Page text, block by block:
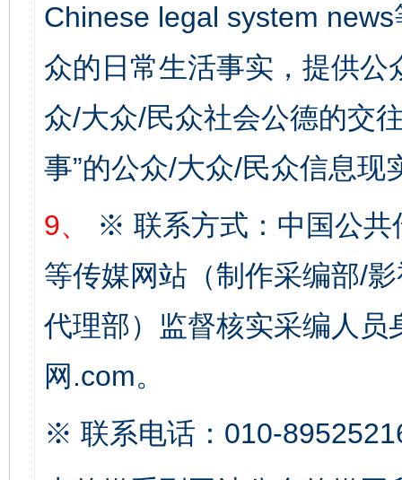
Chinese legal system
众的日常生活事实，提供
众/大众/民众社会公德的交
事”的公众/大众/民众信息现
9、
※ 联系方式：中国公共
等传媒网站（制作采编部/
代理部）监督核实采编人员
网.com。
※ 联系电话：010-
完善运行机制助力责任有效落实 一纸欠